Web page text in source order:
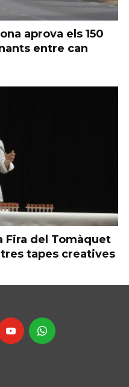
aprova els 150
entre can
Fira del Tomàquet
tapes creatives